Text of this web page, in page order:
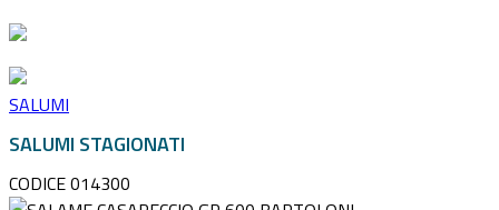
SALUMI
SALUMI STAGIONATI
CODICE 014300